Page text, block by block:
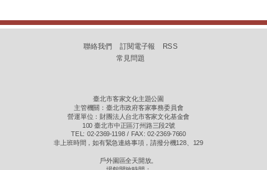
聯絡我們 訂閱電子報
RSS
常見問題
臺北市客家文化主題公園
主管機關：臺北市政府客家事務委員會
營運單位：財團法人台北市客家文化基金會
100 臺北市中正區汀州路三段2號
TEL: 02-2369-1198 / FAX: 02-2369-7660
非上班時間，如有緊急連絡事項，請撥分機128、129
戶外園區全天開放。